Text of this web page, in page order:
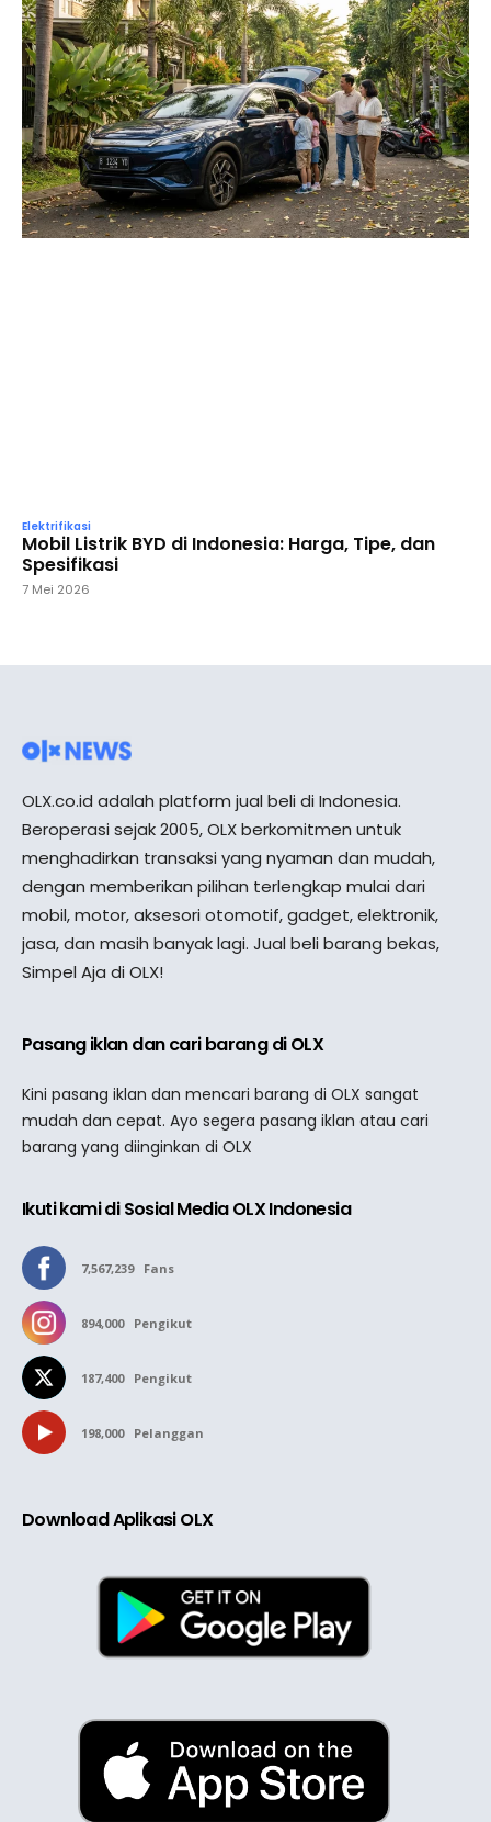
Elektrifikasi
Mobil Listrik BYD di Indonesia: Harga, Tipe, dan
Spesifikasi
7 Mei 2026
OLX.co.id adalah platform jual beli di Indonesia.
Beroperasi sejak 2005, OLX berkomitmen untuk
menghadirkan transaksi yang nyaman dan mudah,
dengan memberikan pilihan terlengkap mulai dari
mobil, motor, aksesori otomotif, gadget, elektronik,
jasa, dan masih banyak lagi. Jual beli barang bekas,
Simpel Aja di OLX!
Pasang iklan dan cari barang di OLX
Kini pasang iklan dan mencari barang di OLX sangat
mudah dan cepat. Ayo segera pasang iklan atau cari
barang yang diinginkan di OLX
Ikuti kami di Sosial Media OLX Indonesia
7,567,239 Fans
894,000 Pengikut
187,400 Pengikut
198,000 Pelanggan
Download Aplikasi OLX